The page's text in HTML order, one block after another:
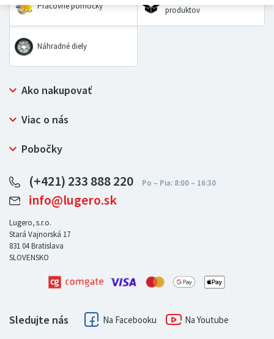
Pracovné pomôcky produktov
Náhradné diely
Ako nakupovať
Prečo nakupovať u LUGERO
Ochrana osobných údajov
Viac o nás
Bezpečný nákup
Certifikát NATUR-PACK
Pre predajcov
Pobočky
LUGERO Nemecko
LUGERO Česká republika
LUGERO Maďarsko
LUGERO Rakousko
(+421) 233 888 220
info@lugero.sk
Lugero, s.r.o.
Stará Vajnorská 17
831 04Bratislava
SLOVENSKO
Sledujte nás Facebook Youtube